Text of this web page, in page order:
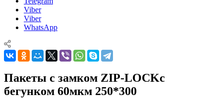
Viber
Viber
WhatsApp
Пакеты с замком ZIP-LOCKс
бегунком 60мкм 250*300